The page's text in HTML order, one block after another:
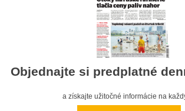
Objednajte si predplatné
a získajte užitočné informácie na